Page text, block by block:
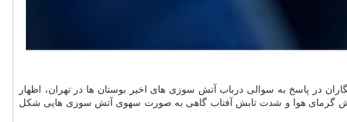
در پاسخ به سوالی درباب آتش سوزی های اخیر بوستان ها در تهران، اظهار
گرمای هوا و شدت تابش آفتاب گاهی به صورت سهوی آتش سوزی هایی شکل